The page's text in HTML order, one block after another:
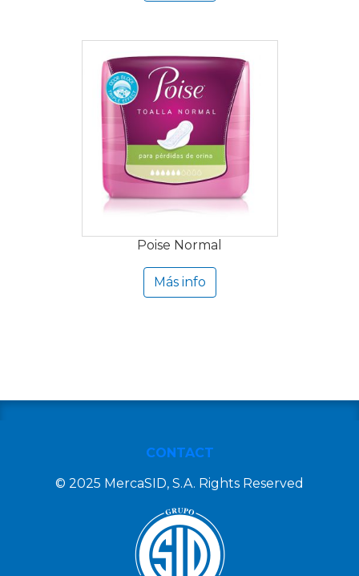
Poise Normal
Más info
CONTACT
© 2025 MercaSID, S.A. Rights Reserved